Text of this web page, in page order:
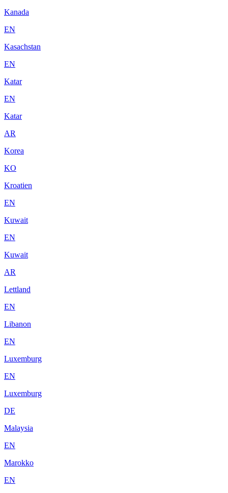
Kanada
EN
Kasachstan
EN
Katar
EN
Katar
AR
Korea
KO
Kroatien
EN
Kuwait
EN
Kuwait
AR
Lettland
EN
Libanon
EN
Luxemburg
EN
Luxemburg
DE
Malaysia
EN
Marokko
EN